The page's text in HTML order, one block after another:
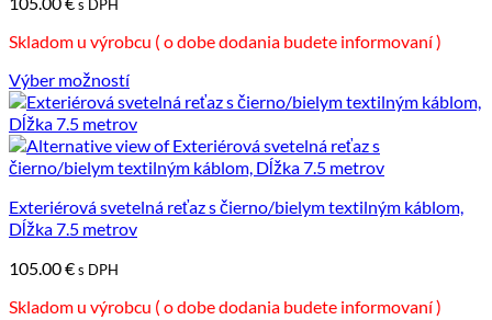
stránke
s DPH
Skladom u výrobcu ( o dobe dodania budete informovaní )
Výber možností
Tento
produkt
má
viacero
Možnosti
si
vybrať
stránke
Exteriérová svetelná reťaz s čierno/bielym textilným káblom,
Dĺžka 7.5 metrov
105.00€s DPH
Skladom u výrobcu ( o dobe dodania budete informovaní )